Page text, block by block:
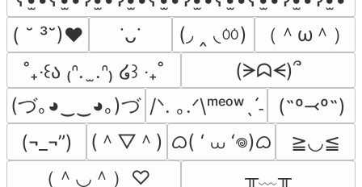
( ˘ ³˘)♥
˙ᴗ˙ (◞ ‸ ◟ㆀ)
（＾ω＾）
˚₊‧꒰ა ₍ᐢ.  ̫.ᐢ₎ ໒꒱ ‧₊˚
(ᗒᗣᗕ)՞
(づ｡◕‿‿◕｡)づ /ᐠ. ｡.ᐟ\ᵐᵉᵒʷˎˊ˗
(˶º⤙º˶)
(¬_¬”)
(＾▽＾) ᜊ( ‘ ⩊ ‘𖦹)ᜊ
≧◡≦
（＾◡＾）♡
╥﹏╥